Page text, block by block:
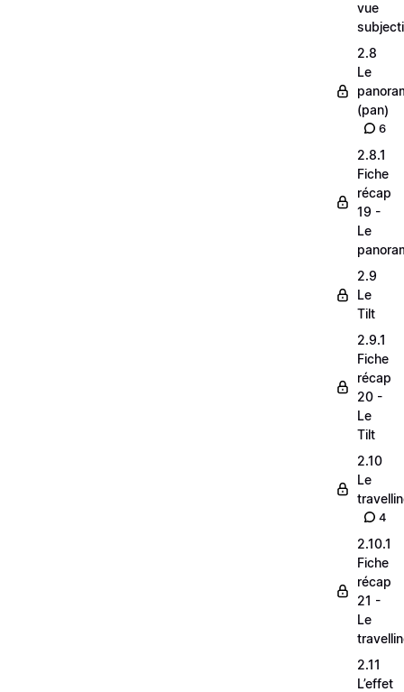
vue
2.8
Le
(pan)
6
2.8.1
Fiche
récap
19 -
Le
2.9
Le
Tilt
2.9.1
Fiche
récap
20 -
Le
Tilt
2.10
Le
4
2.10.1
Fiche
récap
21 -
Le
2.11
L’effet